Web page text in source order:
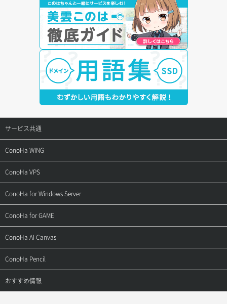
サービス共通
サポートトップ
ご契約・お支払い
用語集
お問い合わせ
ConoHa WING
サポートトップ
ご利用ガイド
お乗り換えガイド
よくある質問
ConoHa VPS
サポートトップ
ご利用ガイド
APIドキュメントVPS2.0
APIドキュメントVPS3.0
ConoHa for Windows Server
サポートトップ
ご利用ガイド
APIドキュメントVPS2.0
APIドキュメントVPS3.0
ConoHa for GAME
サポートトップ
ご利用ガイド
ConoHa AI Canvas
サポートトップ
ご利用ガイド
ConoHa Pencil
サポートトップ
おすすめ情報